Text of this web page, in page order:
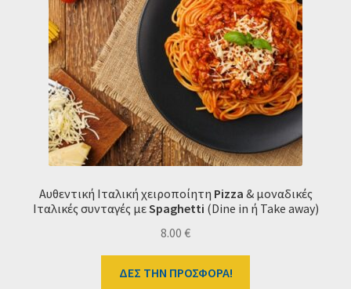
Αυθεντική Ιταλική χειροποίητη Pizza & μοναδικές
Ιταλικές συνταγές μεSpaghetti (Dine in ή Take away)
8.00 €
ΔΕΣ ΤΗΝ ΠΡΟΣΦΟΡΑ!